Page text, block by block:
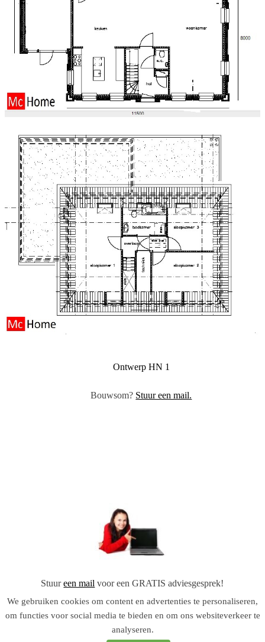
Ontwerp HN 1
Bouwsom? Stuur een mail.
Stuur een mail voor een GRATIS adviesgesprek!
We gebruiken cookies om content en advertenties te personaliseren,
om functies voor social media te bieden en om ons websiteverkeer te
analyseren.